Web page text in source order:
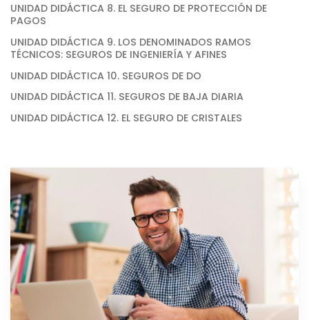
UNIDAD DIDÁCTICA 8. EL SEGURO DE PROTECCIÓN DE
PAGOS
UNIDAD DIDÁCTICA 9. LOS DENOMINADOS RAMOS
TÉCNICOS: SEGUROS DE INGENIERÍA Y AFINES
UNIDAD DIDÁCTICA 10. SEGUROS DE DO
UNIDAD DIDÁCTICA 11. SEGUROS DE BAJA DIARIA
UNIDAD DIDÁCTICA 12. EL SEGURO DE CRISTALES